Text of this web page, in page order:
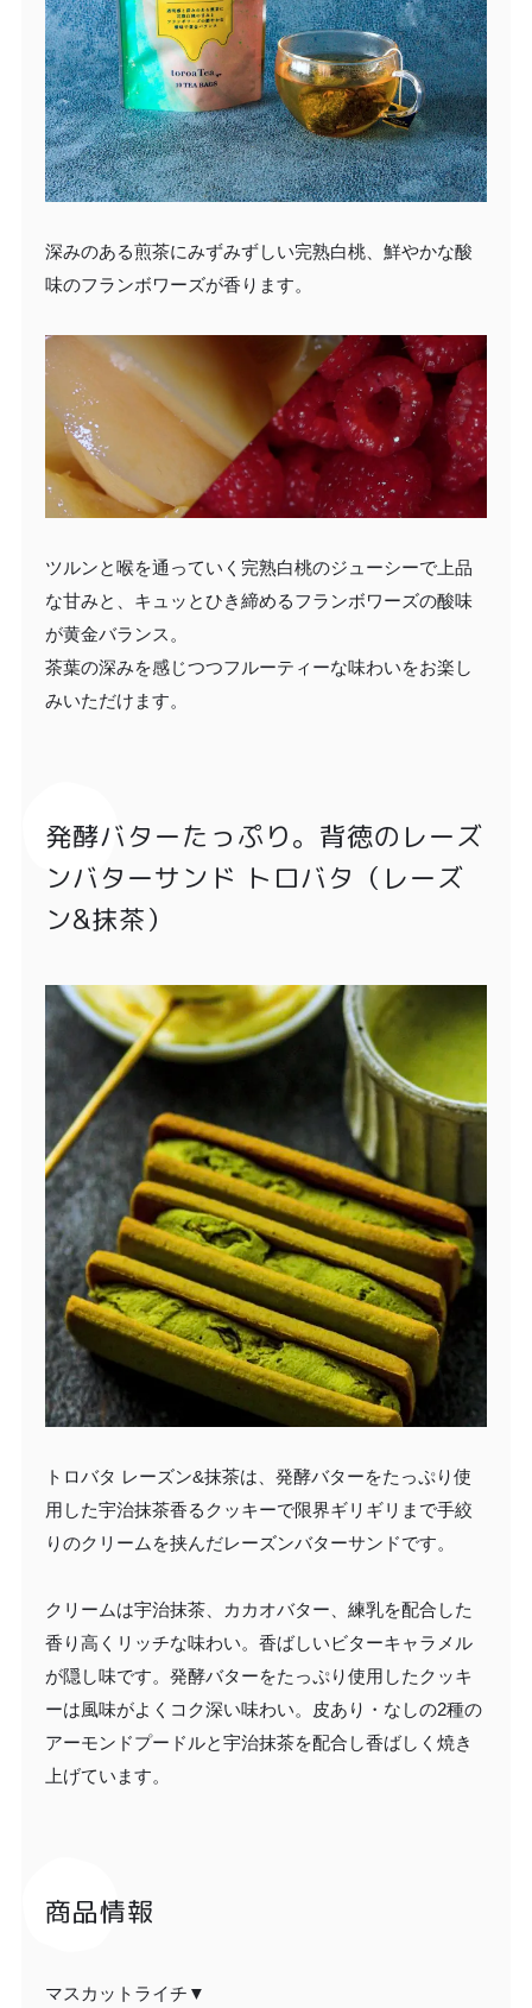
深みのある煎茶にみずみずしい完熟白桃、鮮やかな酸
味のフランボワーズが香ります。
ツルンと喉を通っていく完熟白桃のジューシーで上品
な甘みと、キュッとひき締めるフランボワーズの酸味
が黄金バランス。
茶葉の深みを感じつつフルーティーな味わいをお楽し
みいただけます。
発酵バターたっぷり。背徳のレーズ
ンバターサンド トロバタ（レーズ
ン&抹茶）
トロバタ レーズン&抹茶は、発酵バターをたっぷり使
用した宇治抹茶香るクッキーで限界ギリギリまで手絞
りのクリームを挟んだレーズンバターサンドです。
クリームは宇治抹茶、カカオバター、練乳を配合した
香り高くリッチな味わい。香ばしいビターキャラメル
が隠し味です。発酵バターをたっぷり使用したクッキ
ーは風味がよくコク深い味わい。皮あり・なしの2種の
アーモンドプードルと宇治抹茶を配合し香ばしく焼き
上げています。
商品情報
マスカットライチ▼